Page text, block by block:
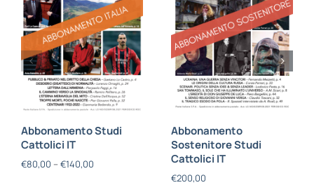
Abbonamento Studi
Cattolici IT
€80,00 – €140,00
Abbonamento
Sostenitore Studi
Cattolici IT
€200,00